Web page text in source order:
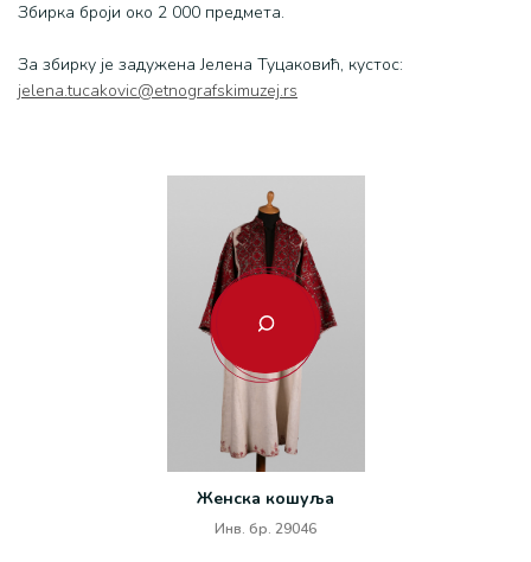
Збирка броји око 2 000 предмета.
За збирку је задужена Јелена Туцаковић, кустос:
jelena.tucakovic@etnografskimuzej.rs
Женска кошуља
Инв. бр. 29046